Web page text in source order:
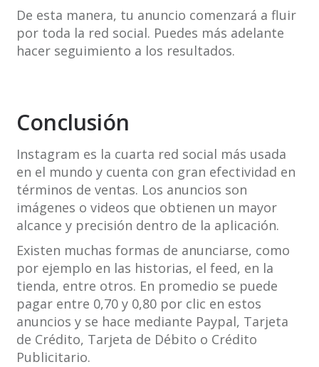
De esta manera, tu anuncio comenzará a fluir
por toda la red social. Puedes más adelante
hacer seguimiento a los resultados.
Conclusión
Instagram es la cuarta red social más usada
en el mundo y cuenta con gran efectividad en
términos de ventas. Los anuncios son
imágenes o videos que obtienen un mayor
alcance y precisión dentro de la aplicación.
Existen muchas formas de anunciarse, como
por ejemplo en las historias, el feed, en la
tienda, entre otros. En promedio se puede
pagar entre 0,70 y 0,80 por clic en estos
anuncios y se hace mediante Paypal, Tarjeta
de Crédito, Tarjeta de Débito o Crédito
Publicitario.